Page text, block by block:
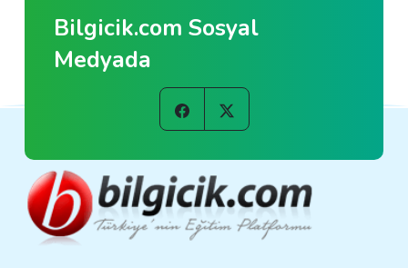
Bilgicik.com Sosyal
Medyada